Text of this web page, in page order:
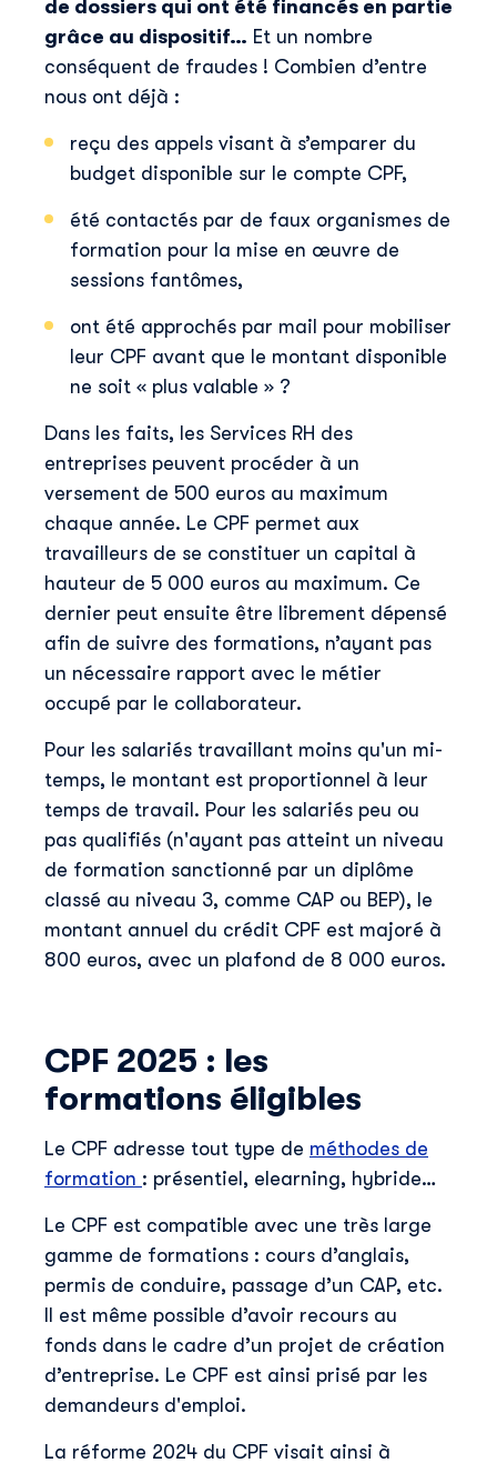
de dossiers qui ont été financés en partie
grâce au dispositif… Et un nombre
conséquent de fraudes ! Combien d’entre
nous ont déjà :
reçu des appels visant à s’emparer du
budget disponible sur le compte CPF,
été contactés par de faux organismes de
formation pour la mise en œuvre de
sessions fantômes,
ont été approchés par mail pour mobiliser
leur CPF avant que le montant disponible
ne soit « plus valable » ?
Dans les faits, les Services RH des
entreprises peuvent procéder à un
versement de 500 euros au maximum
chaque année. Le CPF permet aux
travailleurs de se constituer un capital à
hauteur de 5 000 euros au maximum. Ce
dernier peut ensuite être librement dépensé
afin de suivre des formations, n’ayant pas
un nécessaire rapport avec le métier
occupé par le collaborateur.
Pour les salariés travaillant moins qu'un mi-
temps, le montant est proportionnel à leur
temps de travail. Pour les salariés peu ou
pas qualifiés (n'ayant pas atteint un niveau
de formation sanctionné par un diplôme
classé au niveau 3, comme CAP ou BEP), le
montant annuel du crédit CPF est majoré à
800 euros, avec un plafond de 8 000 euros.
CPF 2025 : les
formations éligibles
Le CPF adresse tout type de méthodes de
formation : présentiel, elearning, hybride…
Le CPF est compatible avec une très large
gamme de formations : cours d’anglais,
permis de conduire, passage d’un CAP, etc.
Il est même possible d’avoir recours au
fonds dans le cadre d’un projet de création
d’entreprise. Le CPF est ainsi prisé par les
demandeurs d'emploi.
La réforme 2024 du CPF visait ainsi à